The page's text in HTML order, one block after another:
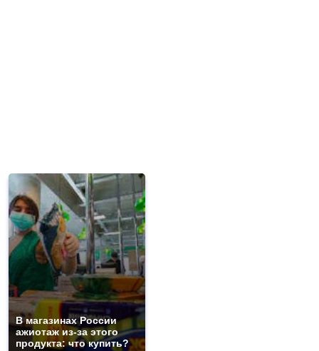
В магазинах России
ажиотаж из-за этого
продукта: что купить?